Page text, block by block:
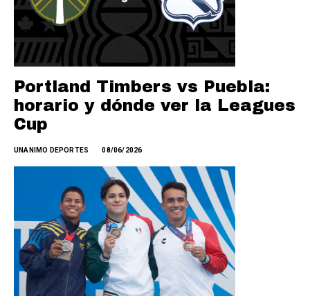
Portland Timbers vs Puebla:
horario y dónde ver la Leagues
Cup
UNANIMO DEPORTES 08/06/2026